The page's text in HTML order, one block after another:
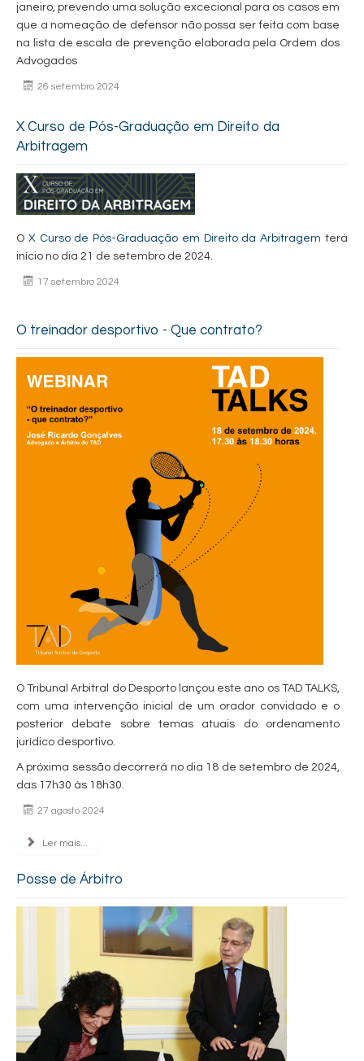
janeiro, prevendo uma solução excecional para os casos em
que a nomeação de defensor não possa ser feita com base
na lista de escala de prevenção elaborada pela Ordem dos
Advogados
26 setembro 2024
X Curso de Pós-Graduação em Direito da
Arbitragem
O X Curso de Pós-Graduação em Direito da Arbitragem terá
início no dia 21 de setembro de 2024.
17 setembro 2024
O treinador desportivo - Que contrato?
O Tribunal Arbitral do Desporto lançou este ano os TAD TALKS,
com uma intervenção inicial de um orador convidado e o
posterior debate sobre temas atuais do ordenamento
jurídico desportivo.
A próxima sessão decorrerá no dia 18 de setembro de 2024,
das 17h30 às 18h30.
27 agosto 2024
Ler mais...
Posse de Árbitro